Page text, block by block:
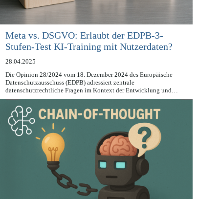
Meta vs. DSGVO: Erlaubt der EDPB-3-
Stufen-Test KI-Training mit Nutzerdaten?
28.04.2025
Die Opinion 28/2024 vom 18. Dezember 2024 des Europäische
Datenschutzausschuss (EDPB) adressiert zentrale
datenschutzrechtliche Fragen im Kontext der Entwicklung und…